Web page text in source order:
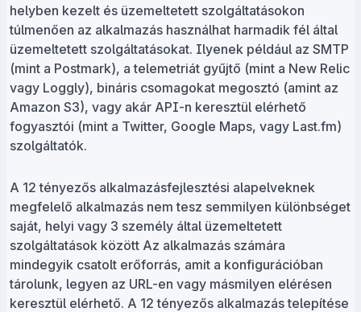
helyben kezelt és üzemeltetett szolgáltatásokon
túlmenően az alkalmazás használhat harmadik fél által
üzemeltetett szolgáltatásokat. Ilyenek például az SMTP
(mint a Postmark), a telemetriát gyűjtő (mint a New Relic
vagy Loggly), bináris csomagokat megosztó (amint az
Amazon S3), vagy akár API-n keresztül elérhető
fogyasztói (mint a Twitter, Google Maps, vagy Last.fm)
szolgáltatók.
A 12 tényezős alkalmazásfejlesztési alapelveknek
megfelelő alkalmazás nem tesz semmilyen különbséget
saját, helyi vagy 3 személy által üzemeltetett
szolgáltatások között Az alkalmazás számára
mindegyik csatolt erőforrás, amit a konfigurációban
tárolunk, legyen az URL-en vagy másmilyen elérésen
keresztül elérhető. A 12 tényezős alkalmazás telepítése